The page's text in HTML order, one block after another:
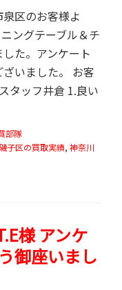
区のお客様よ
ングテーブル＆チ
た。アンケート
いました。 お客
タッフ井倉 1.良い
部隊
子区の買取実績, 神奈川
様 アンケ
御座いまし